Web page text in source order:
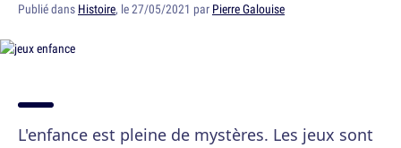
Publié dans Histoire, le 27/05/2021 par Pierre Galouise
L'enfance est pleine de mystères. Les jeux sont